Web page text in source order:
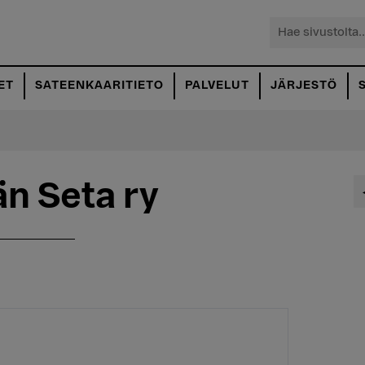
Hae
SATEENKAARITIETO PALVELUT JÄRJESTÖ
Seta ry